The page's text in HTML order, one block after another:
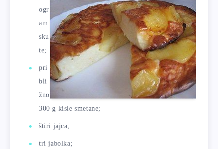
ogr
am
sku
te;
pri
bli
žno
300 g kisle smetane;
štiri jajca;
tri jabolka;